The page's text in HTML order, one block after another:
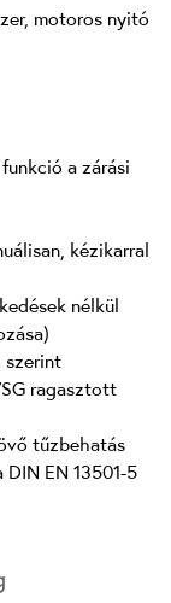
motoros nyitó
a zárási
kézikarral
nélkül
szerint
ragasztott
tűzbehatás
EN 13501-5